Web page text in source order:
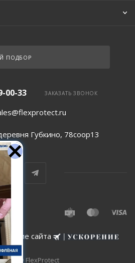
ПОДБОР
00-33 ЗАКАЗАТЬ ЗВОНОК
Губкино, 78соор13
сайта
2026 © FlexProtect